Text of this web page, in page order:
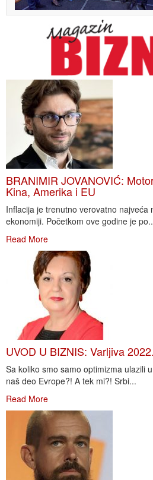
BRANIMIR JOVANOVIĆ:
Kina, Amerika i EU
Inflacija je trenutno verovatno najveća
ekonomiji. Početkom ove godine je
Read More
UVOD U BIZNIS: Varljiva
Sa koliko smo samo optimizma ulazili
naš deo Evrope?! A tek mi?! Srbi...
Read More